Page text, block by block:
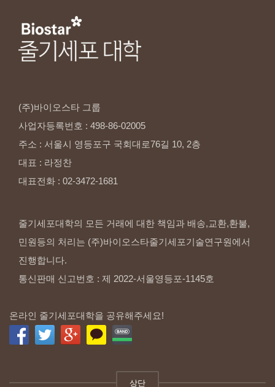
(주)바이오스타 그룹
사업자등록번호 : 498-86-02005
주소 : 서울시 영등포구 국회대로76길 10, 2층
대표 : 라정찬
대표전화 : 02-3472-1681
줄기세포대학의 모든 거래에 대한 책임과 배송,교환,환불,
민원등의 처리는 (주)바이오스타줄기세포기술연구원에서
진행합니다.
통신판매 신고번호 : 제 2022-서울영등포-1145호
온라인 줄기세포대학을 공유해주세요!
상단